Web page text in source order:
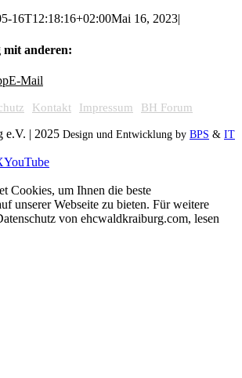
16T12:18:16+02:00Mai 16, 2023|
mit anderen:
E-Mail
Kontakt Impressum BH Forum
e.V. | 2025 Design und Entwicklung by BPS & IT
YouTube
Cookies, um Ihnen die beste
unserer Webseite zu bieten. Für weitere
von ehcwaldkraiburg.com, lesen